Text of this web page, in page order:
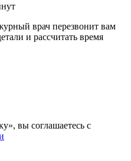
врач перезвонит вам
и рассчитать время
вы соглашаетесь с